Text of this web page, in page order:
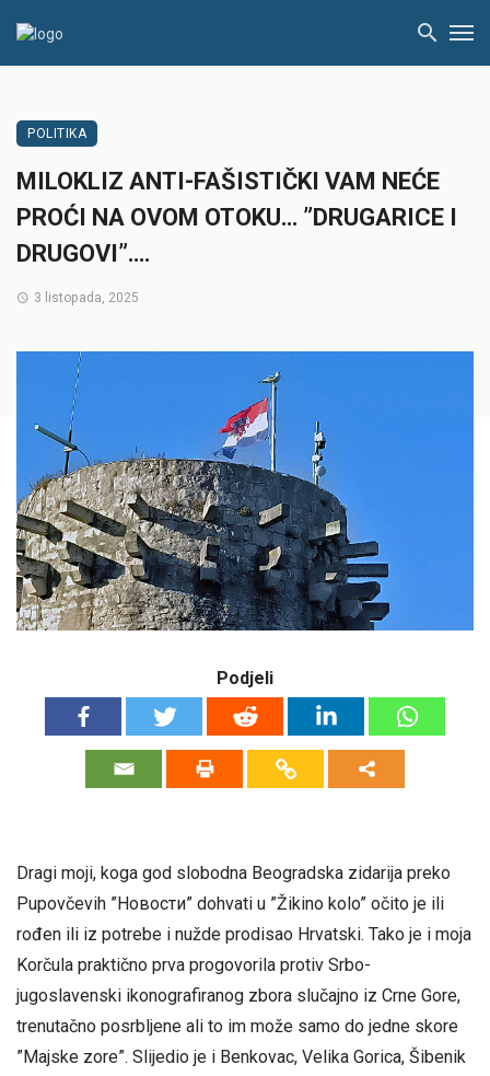
POLITIKA
MILOKLIZ ANTI-FAŠISTIČKI VAM NEĆE
PROĆI NA OVOM OTOKU… ”DRUGARICE I
DRUGOVI”….
3 listopada, 2025
Podjeli
Dragi moji, koga god slobodna Beogradska zidarija preko
Pupovčevih ”Новости” dohvati u ”Žikino kolo” očito je ili
rođen ili iz potrebe i nužde prodisao Hrvatski. Tako je i moja
Korčula praktično prva progovorila protiv Srbo-
jugoslavenski ikonografiranog zbora slučajno iz Crne Gore,
trenutačno posrbljene ali to im može samo do jedne skore
”Majske zore”. Slijedio je i Benkovac, Velika Gorica, Šibenik